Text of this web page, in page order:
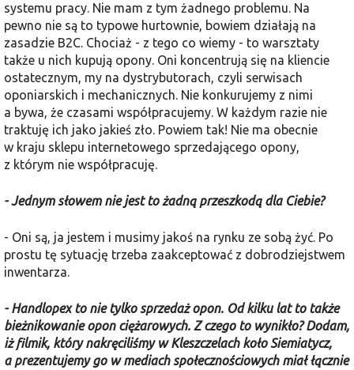
systemu pracy. Nie mam z tym żadnego problemu. Na
pewno nie są to typowe hurtownie, bowiem działają na
zasadzie B2C. Chociaż - z tego co wiemy - to warsztaty
także u nich kupują opony. Oni koncentrują się na kliencie
ostatecznym, my na dystrybutorach, czyli serwisach
oponiarskich i mechanicznych. Nie konkurujemy z nimi
a bywa, że czasami współpracujemy. W każdym razie nie
traktuję ich jako jakieś zło. Powiem tak! Nie ma obecnie
w kraju sklepu internetowego sprzedającego opony,
z którym nie współpracuję.
- Jednym słowem nie jest to żadną przeszkodą dla Ciebie?
- Oni są, ja jestem i musimy jakoś na rynku ze sobą żyć. Po
prostu tę sytuację trzeba zaakceptować z dobrodziejstwem
inwentarza.
- Handlopex to nie tylko sprzedaż opon. Od kilku lat to także
bieżnikowanie opon ciężarowych. Z czego to wynikło? Dodam,
iż filmik, który nakręciliśmy w Kleszczelach koło Siemiatycz,
a prezentujemy go w mediach społecznościowych miał łącznie